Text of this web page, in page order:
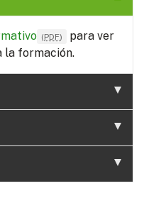
(PDF)
para ver
la formación.